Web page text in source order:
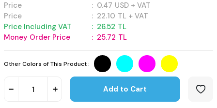
Price : 0.47 USD + VAT
Price
: 22.10 TL + VAT
Price Including VAT
: 26.52 TL
Money Order Price
: 25.72 TL
Other Colors of This Product :
Add to Cart